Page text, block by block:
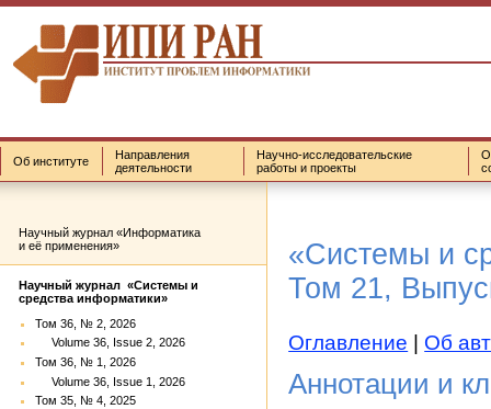
Об институте
Направления
деятельности
Научно-исследовательские
работы и проекты
Научный журнал «Информатика
и её применения»
Научный журнал «Системы и
средства информатики»
Том 36, № 2, 2026
Volume 36, Issue 2, 2026
Том 36, № 1, 2026
Volume 36, Issue 1, 2026
Том 35, № 4, 2025
«Системы и
Том 21,
Оглавление | Об
Аннотации и